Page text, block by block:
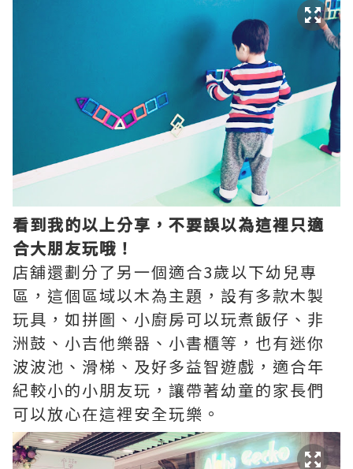
看到我的以上分享，不要誤以為這裡只適
合大朋友玩哦！
店舖還劃分了另一個適合3歲以下幼兒專
區，這個區域以木為主題，設有多款木製
玩具，如拼圖、小廚房可以玩煮飯仔、非
洲鼓、小吉他樂器、小書櫃等，也有迷你
波波池、滑梯、及好多益智遊戲，適合年
紀較小的小朋友玩，讓帶著幼童的家長們
可以放心在這裡安全玩樂。